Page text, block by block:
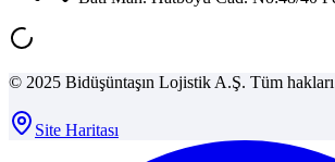
© 2025 Bidüşüntaşın Lojistik A.Ş. Tüm hakları
Site Haritası